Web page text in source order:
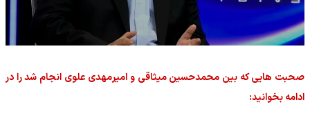
صحبت هایی که بین محمدحسین میثاقی و امیرمهدی علوی انجام شد را در
ادامه بخوانید: